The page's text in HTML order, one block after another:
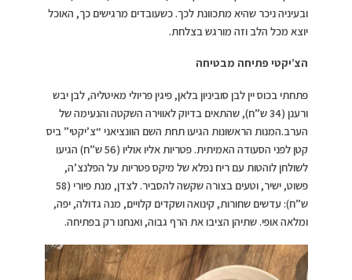
ובעיניה ניכר שהיא מתכוונת לכך. כשעובדים מרגישים כך, האוכל
יוצא מכל הלב וזה מורגש בצלחת.
הצ’יקטי פתיחה מבטיחה
פתחתי בכוס יין לבן סוביניון בלאן, פיגין פריולי מאיטליה, לבן יבש
ורענן (34 ש”ח), שהתאים בדיוק לאווירה השקטה והנעימה של
הערב.המנות הראשונות הגיעו תחת השם הוונציאני “צ’יקטי” ביס
קטן לפני הסעודה האמיתית. פטריות אליו אוליו (56 ש”ח) הגיעו
לשולחן לוהטות עם ריח נפלא של מיקס פטריות על הפלנצ’ה,
פשוט, ישיר, וטעים בצורה שקשה להסביר. לצדן, מנת פיורי (58
ש”ח): עדשים שחורות, קינואה ושקדים קלויים, מנה גדולה, יפה,
ומלאה אופי. שתיהן הציבו את הרף גבוה, ואנחנו רק בפתיחה.